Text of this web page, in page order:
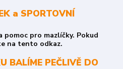
a SPORTOVNÍ
pomoc pro mazlíčky. Pokud
na tento odkaz.
BALÍME PEČLIVĚ DO